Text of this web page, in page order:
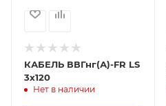
КАБЕЛЬ ВВГнг(А)-FR LS
3х120
Нет в наличии